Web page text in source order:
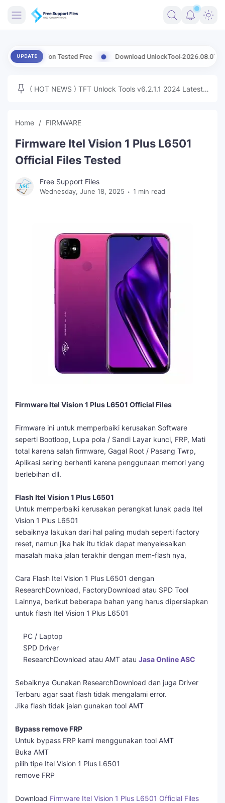
ENG FIRMWARE
MICLOUD
NEXT
TUTORIAL
UPDATE
Version Tested Free Download UnlockTool-2026.08.07.0
( HOT NEWS ) TFT Unlock Tools v6.2.1.1 2024 Latest
Home FIRMWARE
Firmware Itel Vision 1 Plus L6501
Official Files Tested
Free Support Files
Wednesday, June 18, 2025 1 min read
Firmware Itel Vision 1 Plus L6501 Official Files
Firmware ini untuk memperbaiki kerusakan Software
seperti Bootloop, Lupa pola / Sandi Layar kunci, FRP, Mati
total karena salah firmware, Gagal Root / Pasang Twrp,
Aplikasi sering berhenti karena penggunaan memori yang
berlebihan dll.
Flash Itel Vision 1 Plus L6501
Untuk memperbaiki kerusakan perangkat lunak pada Itel
Vision 1 Plus L6501
sebaiknya lakukan dari hal paling mudah seperti factory
reset, namun jika hak itu tidak dapat menyelesaikan
masalah maka jalan terakhir dengan mem-flash nya,
Cara Flash Itel Vision 1 Plus L6501 dengan
ResearchDownload, FactoryDownload atau SPD Tool
Lainnya, berikut beberapa bahan yang harus dipersiapkan
untuk flash Itel Vision 1 Plus L6501
PC / Laptop
SPD Driver
ResearchDownload atau AMT atau Jasa Online ASC
Sebaiknya Gunakan ResearchDownload dan juga Driver
Terbaru agar saat flash tidak mengalami error.
Jika flash tidak jalan gunakan tool AMT
Bypass remove FRP
Untuk bypass FRP kami menggunakan tool AMT
Buka AMT
pilih tipe Itel Vision 1 Plus L6501
remove FRP
Download Firmware Itel Vision 1 Plus L6501 Official Files